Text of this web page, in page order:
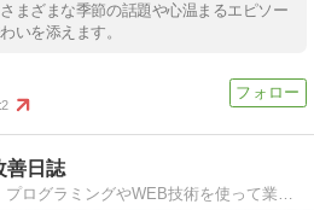
まざまな季節の話題や心温まるエピソー
いを添えます。
2
善日誌